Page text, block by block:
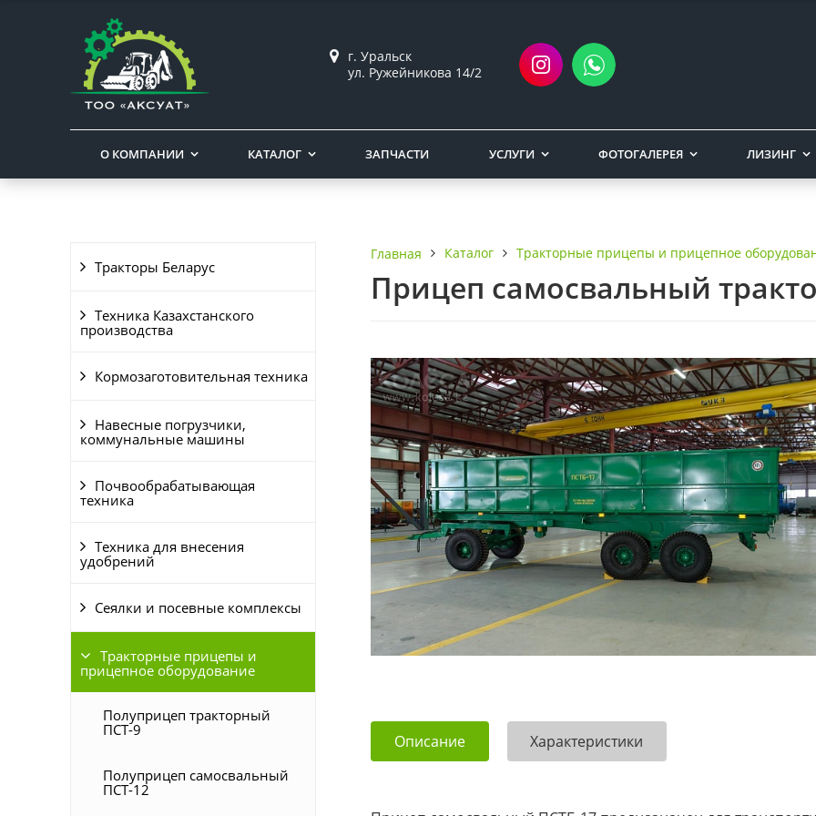
г. Уральск
ул. Ружейникова 14/2
О КОМПАНИИ КАТАЛОГ ЗАПЧАСТИ УСЛУГИ ФОТОГАЛЕРЕЯ ЛИЗИНГ
Тракторы Беларус
Техника Казахстанского
производства
Кормозаготовительная техника
Навесные погрузчики,
коммунальные машины
Почвообрабатывающая
техника
Техника для внесения
удобрений
Сеялки и посевные комплексы
Тракторные прицепы и
прицепное оборудование
Полуприцеп тракторный
ПСТ-9
Полуприцеп самосвальный
ПСТ-12
Главная Каталог Тракторные прицепы и прицепное
Прицеп самосвальный
Описание Характеристики